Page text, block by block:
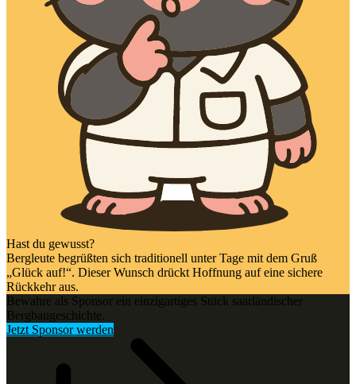
Hast du gewusst?
Bergleute begrüßten sich traditionell unter Tage mit dem Gruß
„Glück auf!“. Dieser Wunsch drückt Hoffnung auf eine sichere
Rückkehr aus.
Bewahre als Sponsor ein einzigartiges Stück saarländischer
Bergbaugeschichte.
Jetzt Sponsor werden